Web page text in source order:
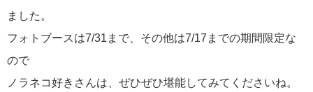
ました。
フォトブースは7/31まで、その他は7/17までの期間限定な
ので
ノラネコ好きさんは、ぜひぜひ堪能してみてくださいね。